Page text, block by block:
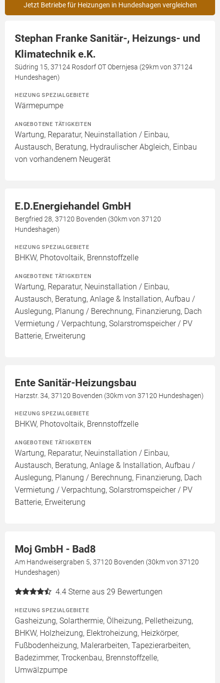
Jetzt Betriebe für Heizungen in Hundeshagen vergleichen
Stephan Franke Sanitär-, Heizungs- und
Klimatechnik e.K.
Südring 15, 37124 Rosdorf OT Obernjesa (29km von 37124
Hundeshagen)
HEIZUNG SPEZIALGEBIETE
Wärmepumpe
ANGEBOTENE TÄTIGKEITEN
Wartung, Reparatur, Neuinstallation / Einbau,
Austausch, Beratung, Hydraulischer Abgleich, Einbau
von vorhandenem Neugerät
E.D.Energiehandel GmbH
Bergfried 28, 37120 Bovenden (30km von 37120
Hundeshagen)
HEIZUNG SPEZIALGEBIETE
BHKW, Photovoltaik, Brennstoffzelle
ANGEBOTENE TÄTIGKEITEN
Wartung, Reparatur, Neuinstallation / Einbau,
Austausch, Beratung, Anlage & Installation, Aufbau /
Auslegung, Planung / Berechnung, Finanzierung, Dach
Vermietung / Verpachtung, Solarstromspeicher / PV
Batterie, Erweiterung
Ente Sanitär-Heizungsbau
Harzstr. 34, 37120 Bovenden (30km von 37120 Hundeshagen)
HEIZUNG SPEZIALGEBIETE
BHKW, Photovoltaik, Brennstoffzelle
ANGEBOTENE TÄTIGKEITEN
Wartung, Reparatur, Neuinstallation / Einbau,
Austausch, Beratung, Anlage & Installation, Aufbau /
Auslegung, Planung / Berechnung, Finanzierung, Dach
Vermietung / Verpachtung, Solarstromspeicher / PV
Batterie, Erweiterung
Moj GmbH - Bad8
Am Handweisergraben 5, 37120 Bovenden (30km von 37120
Hundeshagen)
4.4 Sterne aus 29 Bewertungen
HEIZUNG SPEZIALGEBIETE
Gasheizung, Solarthermie, Ölheizung, Pelletheizung,
BHKW, Holzheizung, Elektroheizung, Heizkörper,
Fußbodenheizung, Malerarbeiten, Tapezierarbeiten,
Badezimmer, Trockenbau, Brennstoffzelle,
Umwälzpumpe